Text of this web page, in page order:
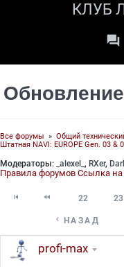
КЛУБ

Все форумы » Общий
Штатная NAVI: EUROPE Gen. 03 &
Модераторы: _alexel_ , RXer,
Правила форумов Ссылка на
  22 23
 НАЗАД
profi-max